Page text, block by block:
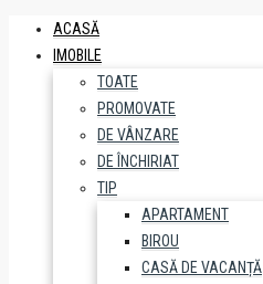
ACASĂ
IMOBILE
TOATE
PROMOVATE
DE VÂNZARE
DE ÎNCHIRIAT
TIP
APARTAMENT
BIROU
CASĂ DE VACANȚĂ